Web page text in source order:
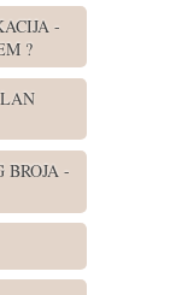
-
?
BROJA -